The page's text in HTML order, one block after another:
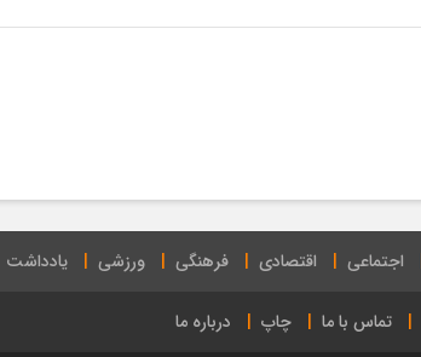
اجتماعی اقتصادی فرهنگی ورزشی یادداشت
تماس با ما چاپ درباره ما